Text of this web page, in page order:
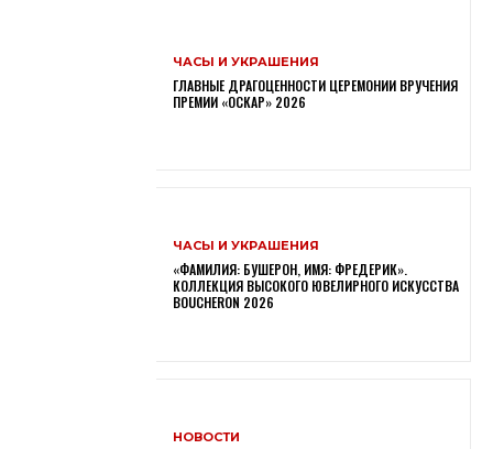
ЧАСЫ И УКРАШЕНИЯ
ГЛАВНЫЕ ДРАГОЦЕННОСТИ ЦЕРЕМОНИИ ВРУЧЕНИЯ
ПРЕМИИ «ОСКАР» 2026
ЧАСЫ И УКРАШЕНИЯ
«ФАМИЛИЯ: БУШЕРОН, ИМЯ: ФРЕДЕРИК».
КОЛЛЕКЦИЯ ВЫСОКОГО ЮВЕЛИРНОГО ИСКУССТВА
BOUCHERON 2026
НОВОСТИ